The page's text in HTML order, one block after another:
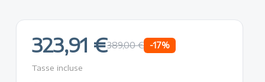
323,91 €389,00 € -17%
Tasse incluse